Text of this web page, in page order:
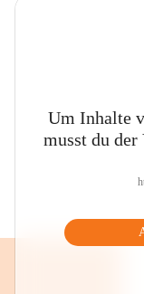
Um Inhalte
musst du der